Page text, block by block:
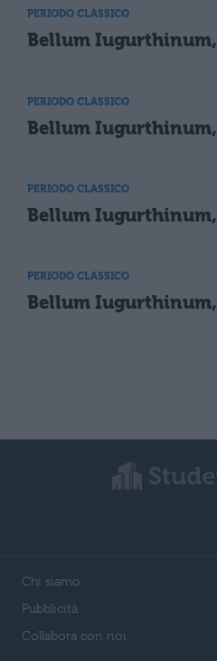
PERIODO CLASSICO
Bellum Iugurthinum,
PERIODO CLASSICO
Bellum
PERIODO CLASSICO
Bellum
PERIODO CLASSICO
Bellum
Chi siamo
Pubblicità
Collabora con noi